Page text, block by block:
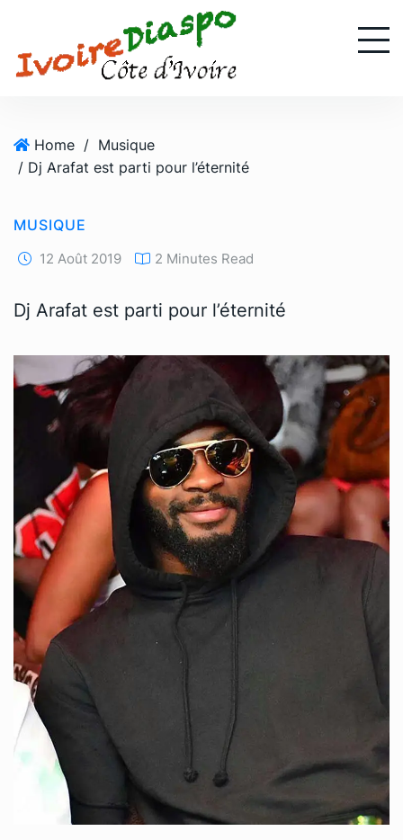
Home / Musique
/ Dj Arafat est parti pour l’éternité
MUSIQUE
12 Août 2019 2 Minutes Read
Dj Arafat est parti pour l’éternité